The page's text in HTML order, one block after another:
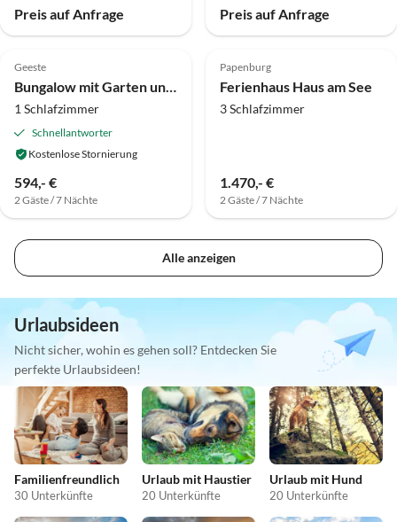
Preis auf Anfrage Preis auf Anfrage
Geeste
Bungalow mit Garten und Kamin
1 Schlafzimmer
Schnellantworter
Kostenlose Stornierung
594,- €
2 Gäste / 7 Nächte
Papenburg
Ferienhaus Haus am See
3 Schlafzimmer
1.470,- €
2 Gäste / 7 Nächte
Alle anzeigen
Urlaubsideen
Nicht sicher, wohin es gehen soll? Entdecken Sie
perfekte Urlaubsideen!
Familienfreundlich
30 Unterkünfte
Urlaub mit Haustier
20 Unterkünfte
Urlaub mit Hund
20 Unterkünfte